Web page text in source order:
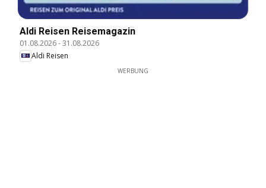
Aldi Reisen Reisemagazin
01.08.2026-31.08.2026
Aldi Reisen
WERBUNG